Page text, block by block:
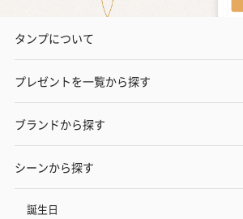
タンプについて
プレゼントを一覧から探す
ブランドから探す
シーンから探す
誕生日